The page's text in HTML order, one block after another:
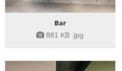
Bar
881 KB .jpg